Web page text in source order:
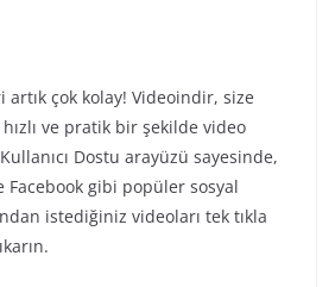
çok kolay! Videoindir, size
ve pratik bir şekilde video
Dostu arayüzü sayesinde,
Facebook gibi popüler sosyal
istediğiniz videoları tek tıkla